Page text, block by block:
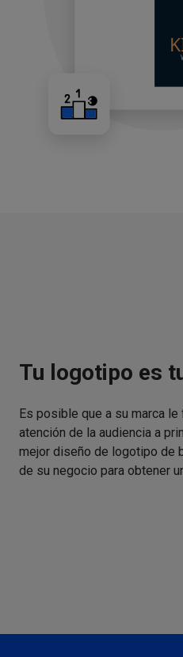
Tu logotipo es
Es posible que a su marca
atención de la audiencia a
mejor diseño de logotipo de
de su negocio para obtener